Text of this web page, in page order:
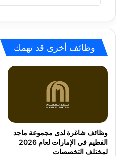
وظائف أخرى قد تهمك
وظائف شاغرة لدى مجموعة ماجد
الفطيم في الإمارات لعام 2026
لمختلف التخصصات